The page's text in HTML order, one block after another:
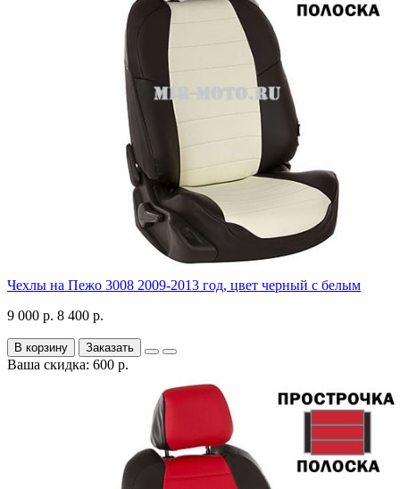
Чехлы на Пежо 3008 2009-2013 год, цвет черный с белым
9 000 р. 8 400 р.
В корзину Заказать
Ваша скидка: 600 р.